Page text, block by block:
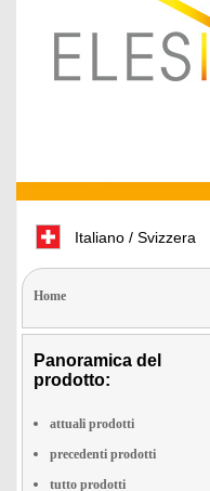
Italiano / Svizzera
Home
Panoramica del
prodotto:
attuali prodotti
precedenti prodotti
tutto prodotti